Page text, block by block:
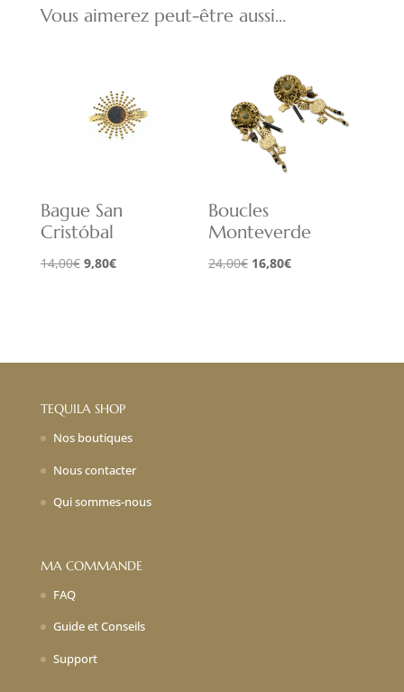
Vous aimerez peut-être aussi…
Bague San
Cristóbal
14,00€ Le
9,80€Le
Boucles
Monteverde
24,00€ Le
16,80€Le
TEQUILA SHOP
Nos boutiques
Nous contacter
Qui sommes-nous
MA COMMANDE
FAQ
Guide et Conseils
Support